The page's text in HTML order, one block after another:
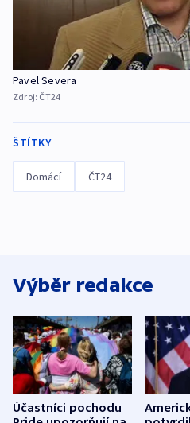
Pavel Severa
Zdroj: ČT24
ŠTÍTKY
Domácí ČT24
Výběr redakce
Účastníci pochodu